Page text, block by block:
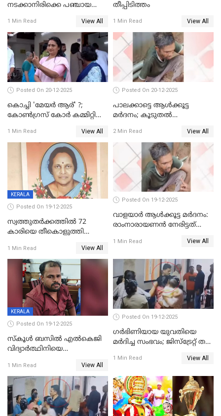
നടക്കാനിരിക്കെ പഞ്ചായത്ത്
1 Min Read View All
തീപ്പിടിത്തം
1 Min Read View All
Posted On 20-12-2025
കൊച്ചി 'മേയർ ആര്' ?;
കോണ്‍ഗ്രസ് കോര്‍ കമ്മിറ്റി
1 Min Read View All
Posted On 20-12-2025
പാലക്കാട്ടെ ആള്‍ക്കൂട്ട
മര്‍ദനം; കൂടുതല്‍
അംഗ സംഘമെന്ന് വിവരം
2 Min Read View All
KERALA
Posted On 19-12-2025
സ്വത്തുതര്‍ക്കത്തില്‍ 72
കാരിയെ തീകൊളുത്തി
ക്രൂരകൊലപാതകത്തില്‍
സഹോദരിപുത്രന് ജീവപര്യന്തം
1 Min Read View All
Posted On 19-12-2025
വാളയാർ ആൾക്കൂട്ട മർദനം:
രാംനാരായണൻ നേരിട്ടത്
നാൽപ്പതിലേറെ
റിപ്പോർട്ട്
1 Min Read View All
KERALA
Posted On 19-12-2025
സ്കൂൾ ബസിൽ എൽകെജി
വിദ്യാര്‍ത്ഥിനിയെ
ക്ലീനര്‍ പിടിയിൽ
1 Min Read View All
Posted On 19-12-2025
ഗര്‍ഭിണിയായ യുവതിയെ
മര്‍ദിച്ച സംഭവം; ജിസ്‌ട്രേറ്റ് തല
യുവതി
1 Min Read View All